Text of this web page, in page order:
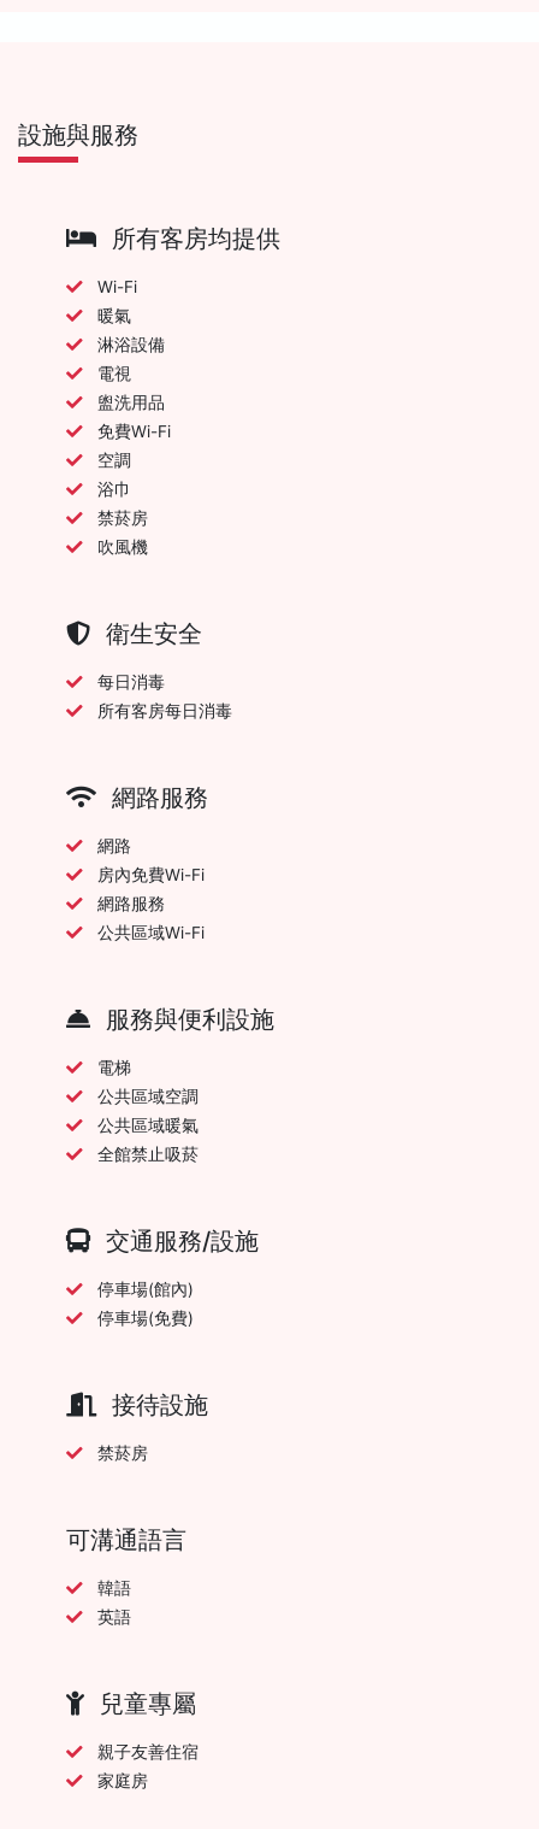
設施與服務
所有客房均提供
Wi-Fi
暖氣
淋浴設備
電視
盥洗用品
免費Wi-Fi
空調
浴巾
禁菸房
吹風機
衛生安全
每日消毒
所有客房每日消毒
網路服務
網路
房內免費Wi-Fi
網路服務
公共區域Wi-Fi
服務與便利設施
電梯
公共區域空調
公共區域暖氣
全館禁止吸菸
交通服務/設施
停車場(館內)
停車場(免費)
接待設施
禁菸房
可溝通語言
韓語
英語
兒童專屬
親子友善住宿
家庭房